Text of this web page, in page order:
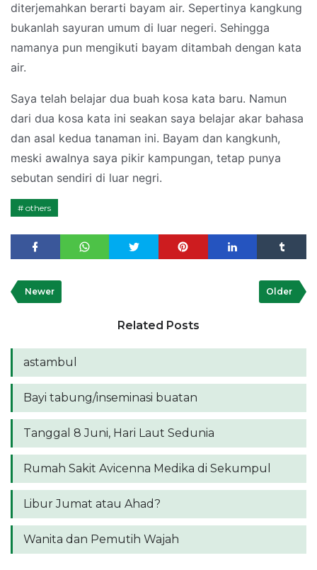
diterjemahkan berarti bayam air. Sepertinya kangkung
bukanlah sayuran umum di luar negeri. Sehingga
namanya pun mengikuti bayam ditambah dengan kata
air.
Saya telah belajar dua buah kosa kata baru. Namun
dari dua kosa kata ini seakan saya belajar akar bahasa
dan asal kedua tanaman ini. Bayam dan kangkunh,
meski awalnya saya pikir kampungan, tetap punya
sebutan sendiri di luar negri.
others
Newer Older
Related Posts
astambul
Bayi tabung/inseminasi buatan
Tanggal 8 Juni, Hari Laut Sedunia
Rumah Sakit Avicenna Medika di Sekumpul
Libur Jumat atau Ahad?
Wanita dan Pemutih Wajah